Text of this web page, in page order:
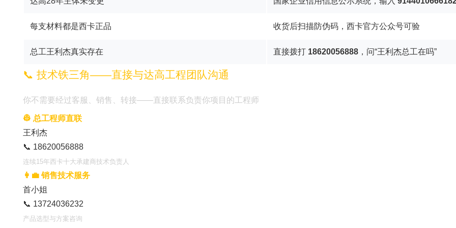
每支材料都是西卡正品 收货后扫描防伪码，西卡官方公众号可验
总工王利杰真实存在 直接拨打 18620056888 ，问“王利杰总工在吗”
📞 技术铁三角——直接与达高工程团队沟通
你不需要经过客服、销售、转接——直接联系负责你项目的工程师
👷 总工程师直联
王利杰
📞 18620056888
连续15年西卡十大承建商技术负责人
👩‍💼 销售技术服务
首小姐
📞 13724036232
产品选型与方案咨询